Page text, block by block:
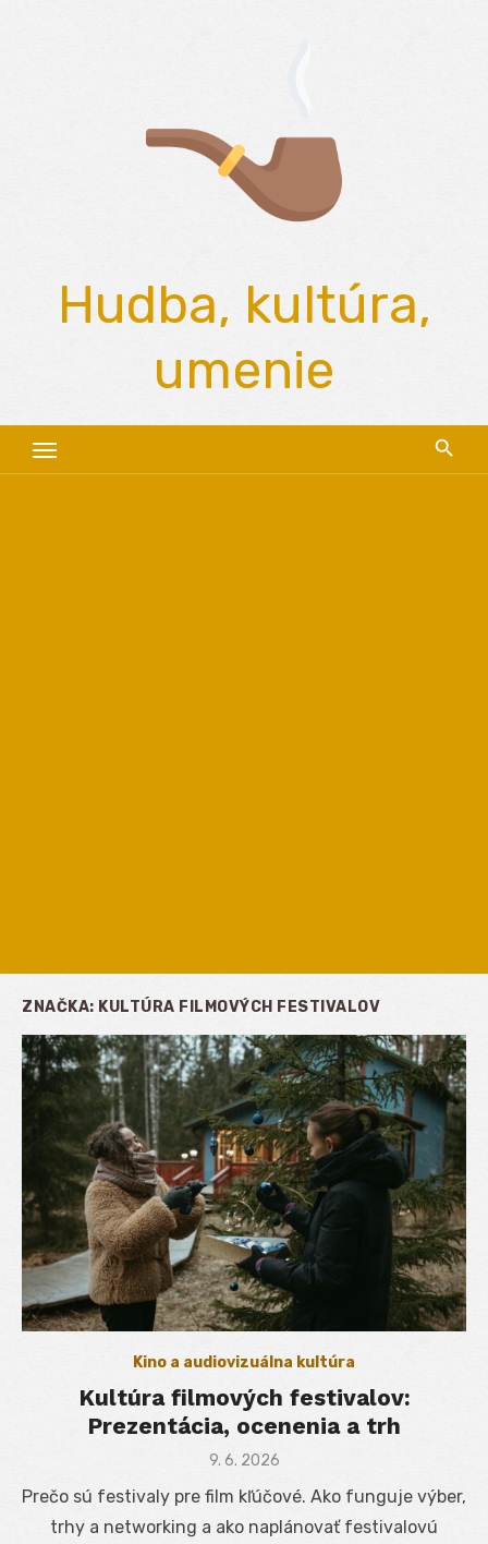
Hudba, kultúra,
umenie
ZNAČKA: KULTÚRA FILMOVÝCH FESTIVALOV
Kino a audiovizuálna kultúra
Kultúra filmových festivalov:
Prezentácia, ocenenia a trh
Posted
9. 6. 2026
Prečo sú festivaly pre film kľúčové. Ako funguje výber,
trhy a networking a ako naplánovať festivalovú